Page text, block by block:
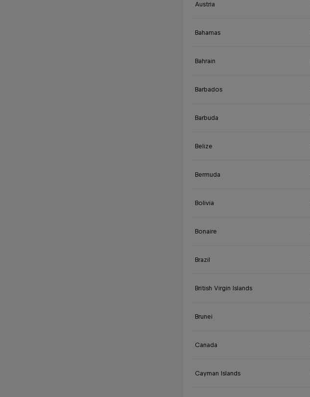
Austria
Bahamas
Bahrain
Barbados
Barbuda
Belize
Bermuda
Bolivia
Bonaire
Brazil
British Virgin Islands
Brunei
Canada
Cayman Islands